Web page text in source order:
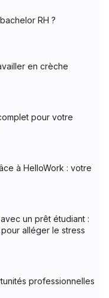
RH ?
en crèche
pour votre
à HelloWork : votre
un prêt étudiant :
alléger le stress
professionnelles